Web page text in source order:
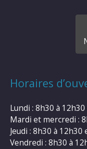
Horaires
Lundi : 8h30 à
Mardi et mercredi :
Jeudi : 8h30 à
Vendredi : 8h30 à